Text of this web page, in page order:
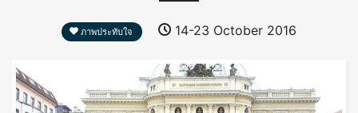
ภาพประทับใจ 14-23 October 2016